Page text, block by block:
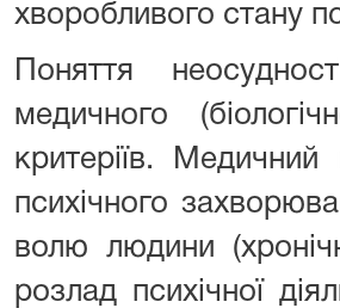
хворобливого стану
Поняття
медичного
критеріїв.
психічного
волю людини
розлад психічної